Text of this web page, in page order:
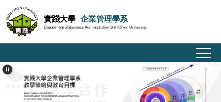
到
主
要
容
區
實踐大學 企業管理學系
Department of Business Administration Shih Chien University